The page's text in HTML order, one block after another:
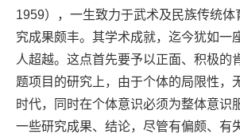
1959），一生致力于武术及民族传统体
究成果颇丰。其学术成就，迄今犹如一
人超越。这点首先要予以正面、积极的
题项目的研究上，由于个体的局限性，
时代，同时在个体意识必须为整体意识
一些研究成果、结论，尽管有偏颇、有